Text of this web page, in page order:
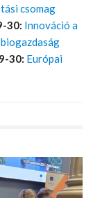
csomag
30: Innováció a
30: Európai